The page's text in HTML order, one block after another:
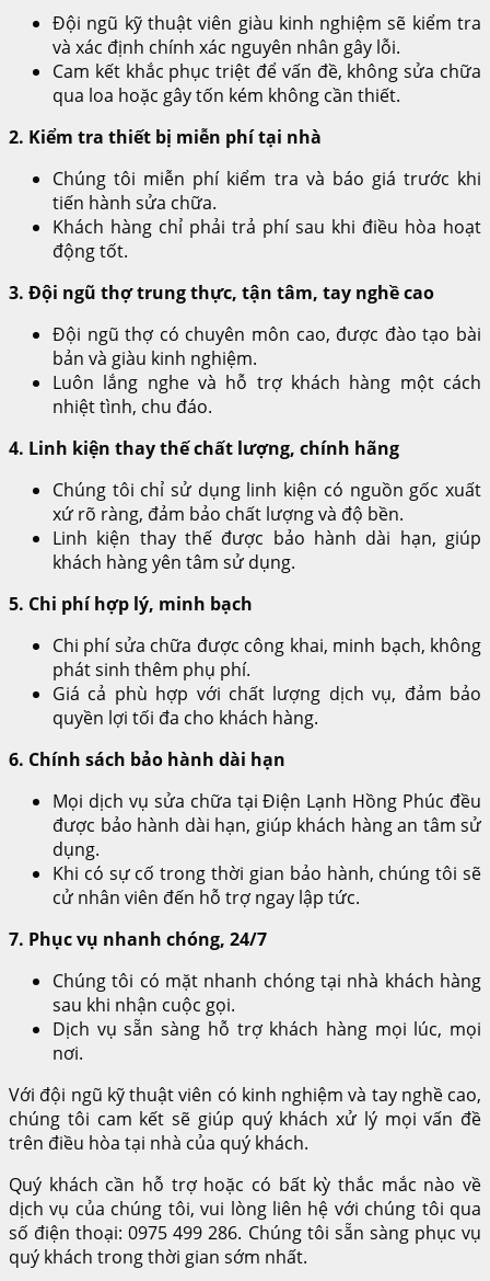
Đội ngũ kỹ thuật viên giàu kinh nghiệm sẽ kiểm tra
và xác định chính xác nguyên nhân gây lỗi.
Cam kết khắc phục triệt để vấn đề, không sửa chữa
qua loa hoặc gây tốn kém không cần thiết.
2. Kiểm tra thiết bị miễn phí tại nhà
Chúng tôi miễn phí kiểm tra và báo giá trước khi
tiến hành sửa chữa.
Khách hàng chỉ phải trả phí sau khi điều hòa hoạt
động tốt.
3. Đội ngũ thợ trung thực, tận tâm, tay nghề cao
Đội ngũ thợ có chuyên môn cao, được đào tạo bài
bản và giàu kinh nghiệm.
Luôn lắng nghe và hỗ trợ khách hàng một cách
nhiệt tình, chu đáo.
4. Linh kiện thay thế chất lượng, chính hãng
Chúng tôi chỉ sử dụng linh kiện có nguồn gốc xuất
xứ rõ ràng, đảm bảo chất lượng và độ bền.
Linh kiện thay thế được bảo hành dài hạn, giúp
khách hàng yên tâm sử dụng.
5. Chi phí hợp lý, minh bạch
Chi phí sửa chữa được công khai, minh bạch, không
phát sinh thêm phụ phí.
Giá cả phù hợp với chất lượng dịch vụ, đảm bảo
quyền lợi tối đa cho khách hàng.
6. Chính sách bảo hành dài hạn
Mọi dịch vụ sửa chữa tại Điện Lạnh Hồng Phúc đều
được bảo hành dài hạn, giúp khách hàng an tâm sử
dụng.
Khi có sự cố trong thời gian bảo hành, chúng tôi sẽ
cử nhân viên đến hỗ trợ ngay lập tức.
7. Phục vụ nhanh chóng, 24/7
Chúng tôi có mặt nhanh chóng tại nhà khách hàng
sau khi nhận cuộc gọi.
Dịch vụ sẵn sàng hỗ trợ khách hàng mọi lúc, mọi
nơi.
Với đội ngũ kỹ thuật viên có kinh nghiệm và tay nghề cao,
chúng tôi cam kết sẽ giúp quý khách xử lý mọi vấn đề
trên điều hòa tại nhà của quý khách.
Quý khách cần hỗ trợ hoặc có bất kỳ thắc mắc nào về
dịch vụ của chúng tôi, vui lòng liên hệ với chúng tôi qua
số điện thoại: 0975 499 286. Chúng tôi sẵn sàng phục vụ
quý khách trong thời gian sớm nhất.